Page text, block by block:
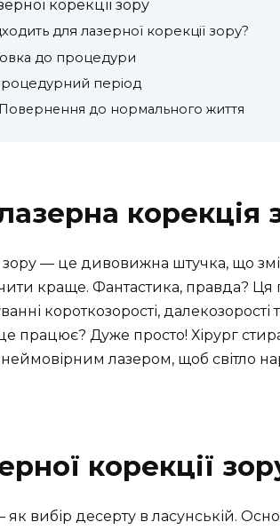
корекції зору
для лазерної корекції зору?
до процедури
період
Повернення до нормального життя
корекція
зору — це дивовижна штучка, що
краще. Фантастика, правда? Ця
короткозорості, далекозорості
працює? Дуже просто! Хірург
лазером, щоб світло
корекції
вибір десерту в ласунській.